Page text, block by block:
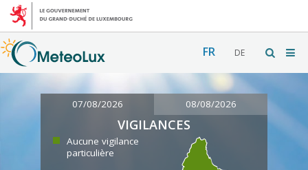
FR DE
07/08/2026 08/08/2026
VIGILANCES
Aucune vigilance
particulière